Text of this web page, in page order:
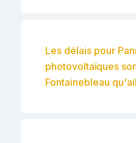
Les délais pour
photovoltaïques
Fontainebleau